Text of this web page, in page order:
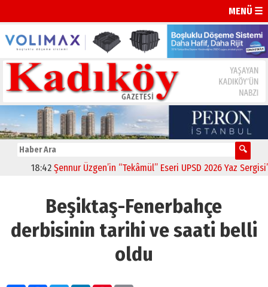
MENÜ ☰
18:42 Şennur Üzgen’in “Tekâmül” Eseri UPSD 2026 Yaz
Beşiktaş-Fenerbahçe
derbisinin tarihi ve saati belli
oldu